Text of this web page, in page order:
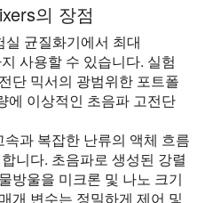
의 장점
균질화기에서 최대
사용할 수 있습니다. 실험
단 믹서의 광범위한 포트폴
에 이상적인 초음파 고전단
과 복잡한 난류의 액체 흐름
니다. 초음파로 생성된 강렬
방울을 미크론 및 나노 크기
개 변수는 정밀하게 제어 및